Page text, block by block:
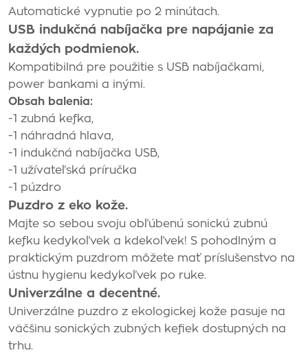
Automatické vypnutie po 2 minútach.
USB indukčná nabíjačka pre napájanie za
každých podmienok.
Kompatibilná pre použitie s USB nabíjačkami,
power bankami a inými.
Obsah balenia:
-1 zubná kefka,
-1 náhradná hlava,
-1 indukčná nabíjačka USB,
-1 užívateľská príručka
-1 púzdro
Puzdro z eko kože.
Majte so sebou svoju obľúbenú sonickú zubnú
kefku kedykoľvek a kdekoľvek! S pohodlným a
praktickým puzdrom môžete mať príslušenstvo na
ústnu hygienu kedykoľvek po ruke.
Univerzálne a decentné.
Univerzálne puzdro z ekologickej kože pasuje na
väčšinu sonických zubných kefiek dostupných na
trhu.